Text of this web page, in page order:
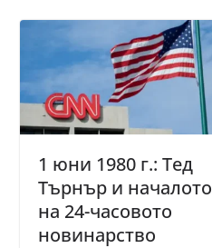
1 юни 1980 г.: Тед
Търнър и началото
на 24-часовото
новинарство